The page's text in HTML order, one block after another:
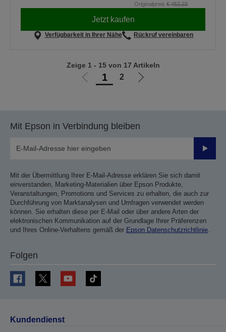
Originalpreis € 452,23
Jetzt kaufen
Verfügbarkeit in Ihrer Nähe Rückruf vereinbaren
Zur 1 2
Zur
Zeige 1 - 15 von 17 Artikeln
Mit Epson in Verbindung bleiben
Mit der Übermittlung Ihrer E-Mail-Adresse erklären Sie sich damit
einverstanden, Marketing-Materialien über Epson Produkte,
Veranstaltungen, Promotions und Services zu erhalten, die auch zur
Durchführung von Marktanalysen und Umfragen verwendet werden
können. Sie erhalten diese per E-Mail oder über andere Arten der
elektronischen Kommunikation auf der Grundlage Ihrer Präferenzen
und Ihres Online-Verhaltens gemäß der Epson Datenschutzrichtlinie.
Folgen
Kundendienst